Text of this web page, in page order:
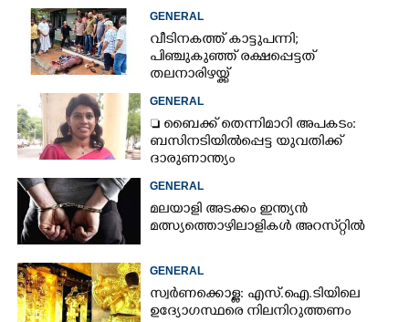
GENERAL
വീടിനകത്ത് കാട്ടുപന്നി;
പിഞ്ചുകുഞ്ഞ് രക്ഷപ്പെട്ടത്
തലനാരിഴയ്ക്ക്
GENERAL
 ബൈക്ക് തെന്നിമാറി അപകടം:
ബസിനടിയിൽപ്പെട്ട യുവതിക്ക്
ദാരുണാന്ത്യം
GENERAL
മലയാളി അടക്കം ഇന്ത്യൻ
മത്സ്യത്തൊഴിലാളികൾ അറസ്‌റ്റിൽ
GENERAL
സ്വർണക്കൊള്ള: എസ്.ഐ.ടിയിലെ
ഉദ്യോഗസ്ഥരെ നിലനിറുത്തണം